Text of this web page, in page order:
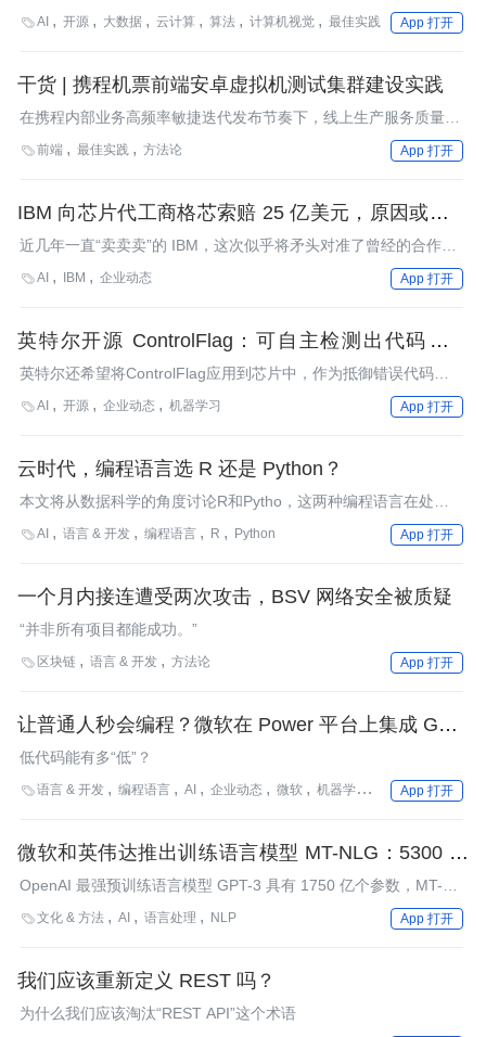
AI 开源 大数据 云计算 算法 计算机视觉 最佳实践 App 打开
干货 | 携程机票前端安卓虚拟机测试集群建设实践
在携程内部业务高频率敏捷迭代发布节奏下，线上生产服务质量需
要同步快速提升。这就依赖自动化测试的覆盖率提升，测试任务执
前端 最佳实践 方法论 App 打开
IBM 向芯片代工商格芯索赔 25 亿美元，原因或为后
者 IPO 临近
近几年一直“卖卖卖”的 IBM，这次似乎将矛头对准了曾经的合作伙
AI IBM 企业动态 App 打开
英特尔开源 ControlFlag：可自主检测出代码中的
bug
英特尔还希望将ControlFlag应用到芯片中，作为抵御错误代码的
最后一道防线，以提高数据通信通道的效率。
AI 开源 企业动态 机器学习 App 打开
云时代，编程语言选 R 还是 Python？
本文将从数据科学的角度讨论R和Pytho，这两种编程语言在处理
数据方面的利弊。
AI 语言 & 开发 编程语言 R Python App 打开
一个月内接连遭受两次攻击，BSV 网络安全被质疑
“并非所有项目都能成功。”
 区块链 语言 & 开发 方法论 App 打开
让普通人秒会编程？微软在 Power 平台上集成 GPT-
3，将自然语言直接变成现成代码
低代码能有多“低”？
语言 & 开发 编程语言 AI 企业动态 微软 机器学习 NLPApp 打开
微软和英伟达推出训练语言模型 MT-NLG：5300 亿
参数量，是 GPT-3 的 3 倍
OpenAI 最强预训练语言模型 GPT-3 具有 1750 亿个参数，MT-
NLG 参数量是前者的 3 倍。
文化 & 方法 AI 语言处理 NLP App 打开
我们应该重新定义 REST 吗？
为什么我们应该淘汰“REST API”这个术语